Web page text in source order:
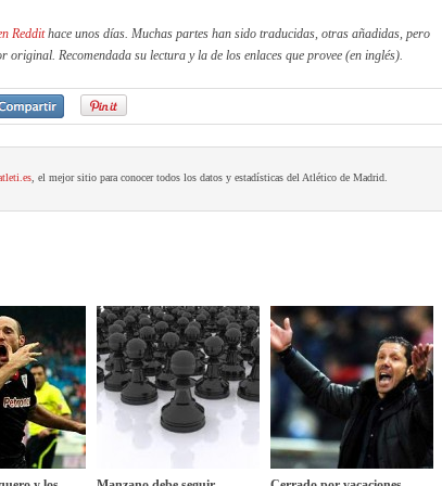
Reddithace unos días. Muchas partes han sido traducidas, otras añadidas, pero
original. Recomendada su lectura y la de los enlaces que provee (en inglés).
, el mejor sitio para conocer todos los datos y estadísticas del Atlético de Madrid.